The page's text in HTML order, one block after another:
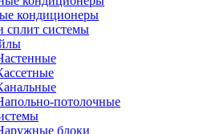
кондиционеры
сплит системы
потолочные
блоки